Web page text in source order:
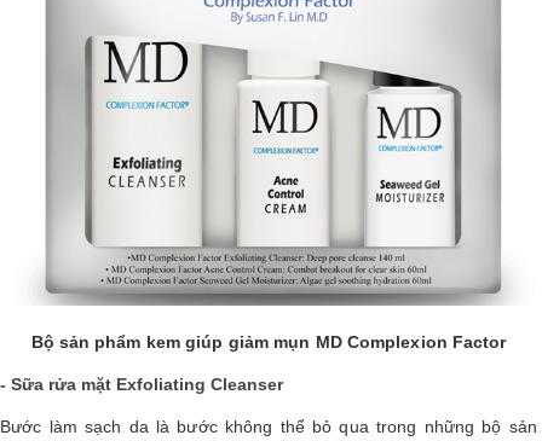
Bộ sản phẩm kem giúp giảm mụn MD Complexion Factor
- Sữa rửa mặt Exfoliating Cleanser
Bước làm sạch da là bước không thể bỏ qua trong những bộ sản